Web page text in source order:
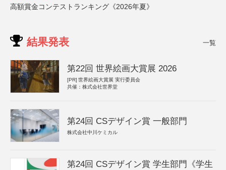
高額賞金コンテストランキング《2026年夏》
結果発表 一覧
第22回 世界絵画大賞展 2026
[PR] 世界絵画大賞展 実行委員会
共催：株式会社世界堂
第24回 CSデザイン賞 一般部門
株式会社中川ケミカル
第24回 CSデザイン賞 学生部門《学生